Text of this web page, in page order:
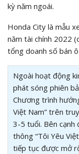
kỳ năm ngoái.
Honda City là mẫu
năm tài chính 2022
tổng doanh số bán
Ngoài hoạt động
phát sóng phiên
Chương trình
Việt Nam” trên
3-5 tuổi. Bên cạnh
thông “Tôi Yêu
tiếp tục được mở